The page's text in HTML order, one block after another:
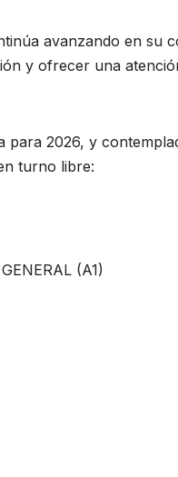
avanzando en su
y ofrecer una
2026, y
turno libre:
(A1)